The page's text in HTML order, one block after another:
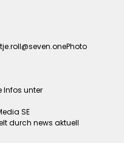
Infos unter
SE
durch news aktuell